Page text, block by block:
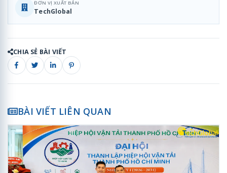
ĐƠN VỊ XUẤT BẢN
TechGlobal
CHIA SẺ BÀI VIẾT
BÀI VIẾT LIÊN QUAN